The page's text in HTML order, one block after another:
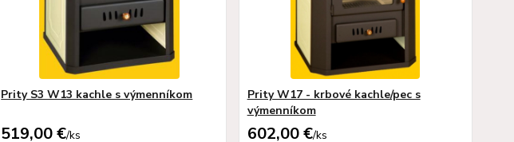
Prity S3 W13 kachle s výmenníkom
519,00 €/ks
Prity W17 - krbové kachle/pec s
výmenníkom
602,00 €/ks